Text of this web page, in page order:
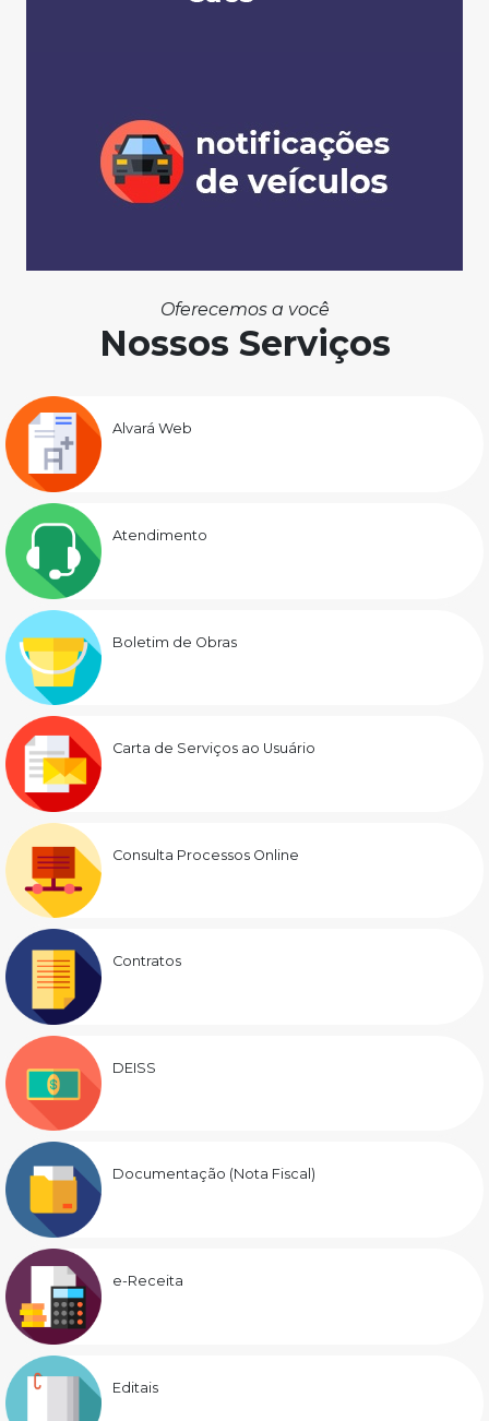
Oferecemos a você
Nossos Serviços
Alvará Web
Atendimento
Boletim de Obras
Carta de Serviços ao Usuário
Consulta Processos Online
Contratos
DEISS
Documentação (Nota Fiscal)
e-Receita
Editais